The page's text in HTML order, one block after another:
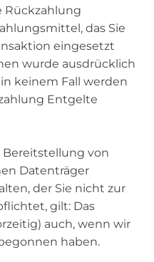
Rückzahlung
das Sie
eingesetzt
wurde ausdrücklich
keinem Fall werden
Entgelte
Bereitstellung von
Datenträger
der Sie nicht zur
gilt: Das
auch, wenn wir
haben.